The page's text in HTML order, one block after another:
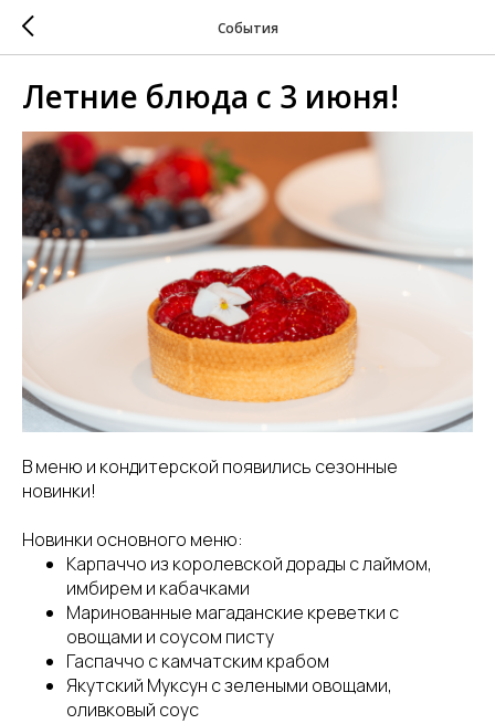
События
Летние блюда с 3 июня!
В меню и кондитерской появились сезонные
новинки!
Новинки основного меню:
Карпаччо из королевской дорады с лаймом,
имбирем и кабачками
Маринованные магаданские креветки с
овощами и соусом писту
Гаспаччо с камчатским крабом
Якутский Муксун с зелеными овощами,
оливковый соус